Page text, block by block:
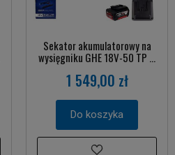
Sekator akumulatorowy na
wysięgniku GHE 18V-50 TP ...
1 549,00 zł
Do koszyka